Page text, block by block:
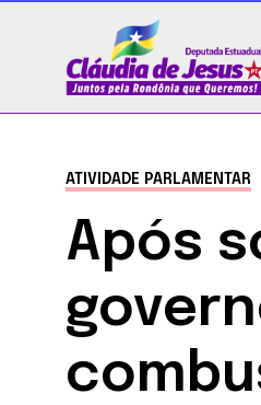
ATIVIDADE PARLAMENTAR
Após